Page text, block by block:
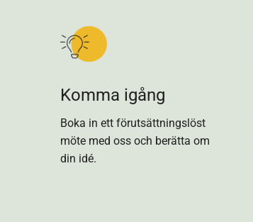
Komma igång
Boka in ett förutsättningslöst
möte med oss och berätta om
din idé.